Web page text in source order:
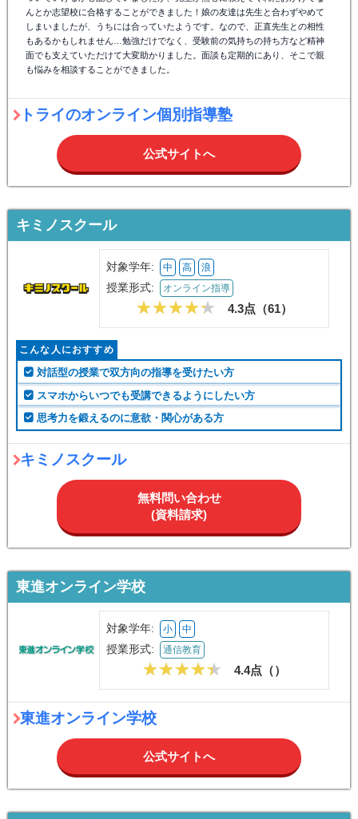
んとか志望校に合格することができました！娘の友達は先生と合わずやめて
しまいましたが、うちには合っていたようです。なので、正直先生との相性
もあるかもしれません…勉強だけでなく、受験前の気持ちの持ち方など精神
面でも支えていただけて大変助かりました。面談も定期的にあり、そこで親
も悩みを相談することができました。
トライのオンライン個別指導塾
公式サイトへ
キミノスクール
対象学年: 中 高 浪
授業形式: オンライン指導
4.3点（61）
こんな人におすすめ
対話型の授業で双方向の指導を受けたい方
スマホからいつでも受講できるようにしたい方
思考力を鍛えるのに意欲・関心がある方
キミノスクール
無料問い合わせ
(資料請求)
東進オンライン学校
対象学年: 小 中
授業形式: 通信教育
4.4点（）
東進オンライン学校
公式サイトへ